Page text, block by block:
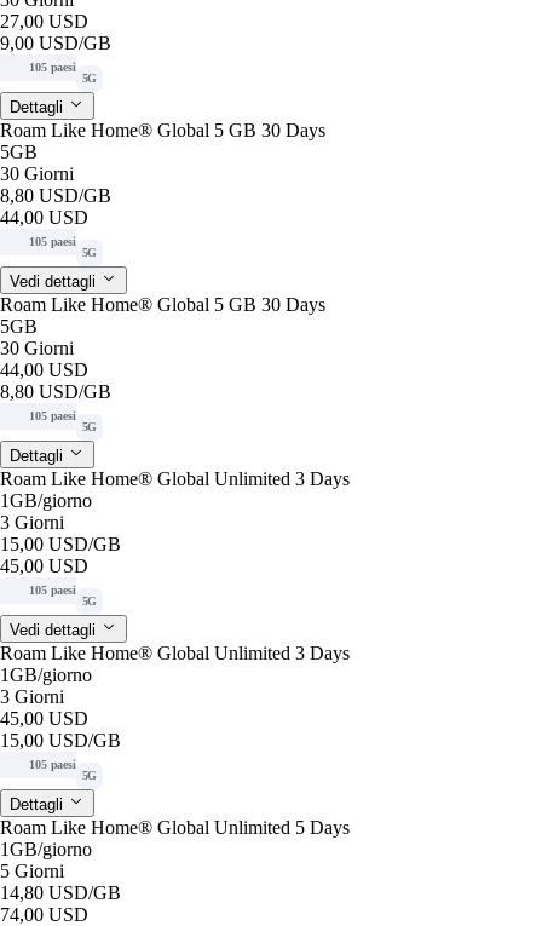
27,00 USD
9,00 USD/GB
105 paesi
5G
Dettagli
Roam Like Home® Global 5 GB 30 Days
5GB
30 Giorni
8,80 USD/GB
44,00 USD
105 paesi
5G
Vedi dettagli
Roam Like Home® Global 5 GB 30 Days
5GB
30 Giorni
44,00 USD
8,80 USD/GB
105 paesi
5G
Dettagli
Roam Like Home® Global Unlimited 3 Days
1GB/giorno
3 Giorni
15,00 USD/GB
45,00 USD
105 paesi
5G
Vedi dettagli
Roam Like Home® Global Unlimited 3 Days
1GB/giorno
3 Giorni
45,00 USD
15,00 USD/GB
105 paesi
5G
Dettagli
Roam Like Home® Global Unlimited 5 Days
1GB/giorno
5 Giorni
14,80 USD/GB
74,00 USD